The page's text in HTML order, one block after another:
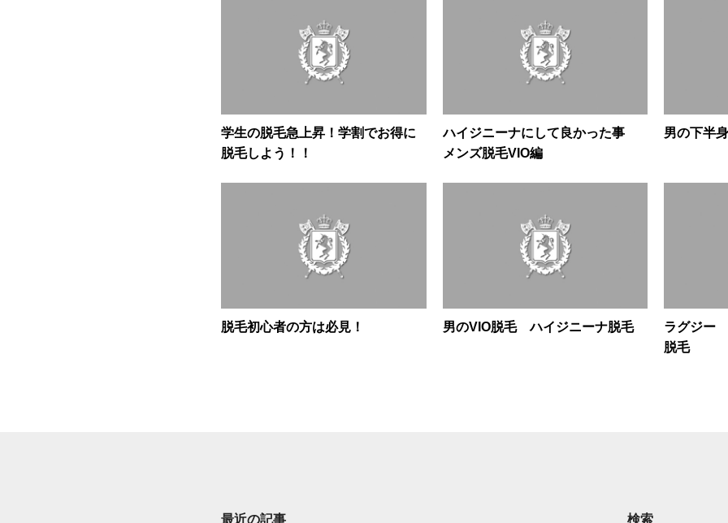
学生の脱毛急上昇！学割でお得に
脱毛しよう！！
ハイジニーナにして良かった事
メンズ脱毛VIO編
男の下半
脱毛初心者の方は必見！ 男のVIO脱毛 ハイジニーナ脱毛
ラグジー
脱毛
最近の記事 検索